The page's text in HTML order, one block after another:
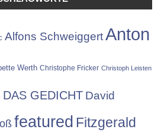
Alfons SchweiggertAnton
Werth Christophe Fricker Christoph Leisten
DAS GEDICHT David
featured Fitzgerald